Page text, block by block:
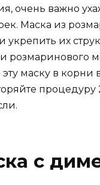
очень важно
Маска из
укрепить их
маску в корни
процедуру
с